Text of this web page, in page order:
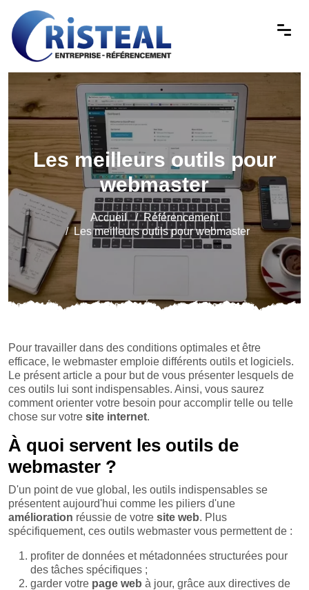
Les meilleurs outils pour
webmaster
Accueil
Référencement
Les meilleurs outils pour webmaster
Pour travailler dans des conditions optimales et être
efficace, le webmaster emploie différents outils et logiciels.
Le présent article a pour but de vous présenter lesquels de
ces outils lui sont indispensables. Ainsi, vous saurez
comment orienter votre besoin pour accomplir telle ou telle
chose sur votre site internet.
À quoi servent les outils de
webmaster ?
D'un point de vue global, les outils indispensables se
présentent aujourd'hui comme les piliers d'une
amélioration réussie de votre site web. Plus
spécifiquement, ces outils webmaster vous permettent de :
profiter de données et métadonnées structurées pour
des tâches spécifiques ;
garder votre page web à jour, grâce aux directives de